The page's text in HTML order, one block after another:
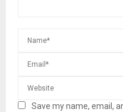
Save my name, email,